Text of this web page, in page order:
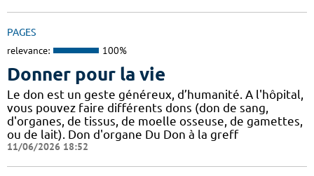
PAGES
relevance: 100%
Donner pour la vie
Le don est un geste généreux, d’humanité. A l'hôpital,
vous pouvez faire différents dons (don de sang,
d'organes, de tissus, de moelle osseuse, de gamettes,
ou de lait). Don d'organe Du Don à la greff
11/06/2026 18:52